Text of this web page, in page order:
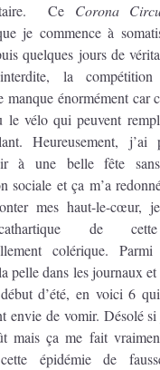
Ce Corona
je commence à
quelques jours de
la
manque énormément car
vélo qui peuvent
Heureusement, j’ai
à une belle fête
sociale et ça m’a
mes haut-le-cœur,
de
colérique.
pelle dans les journaux
d’été, en voici 6
envie de vomir. Désolé
mais ça me fait
épidémie de